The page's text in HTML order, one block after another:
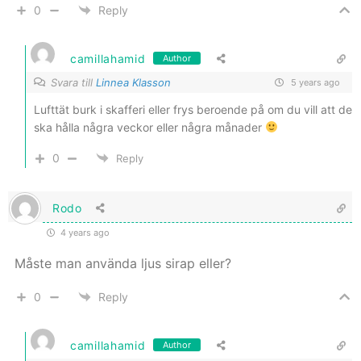
0 Reply
camillahamid Author
Svara till Linnea Klasson 5 years ago
Lufttät burk i skafferi eller frys beroende på om du vill att de
ska hålla några veckor eller några månader
0 Reply
Rodo
4 years ago
Måste man använda ljus sirap eller?
0 Reply
camillahamid Author